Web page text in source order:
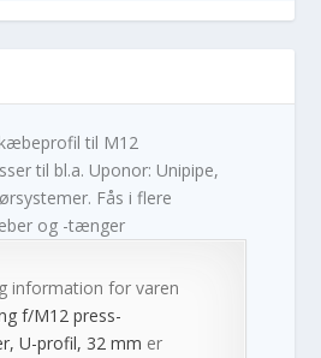
til M12
til bl.a. Uponor: Unipipe,
Fås i flere
og -tænger
information for varen
f/M12 press-
U-profil, 32 mm er